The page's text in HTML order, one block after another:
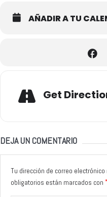
AÑADIR A TU
Get
DEJA UN COMENTARIO
Tu dirección de correo
obligatorios están marcados con *